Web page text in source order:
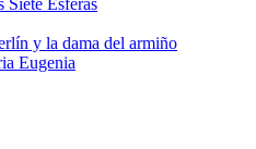
Siete Esferas
y la dama del armiño
Eugenia